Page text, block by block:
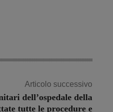
Articolo successivo
dell’ospedale della
tutte le procedure e